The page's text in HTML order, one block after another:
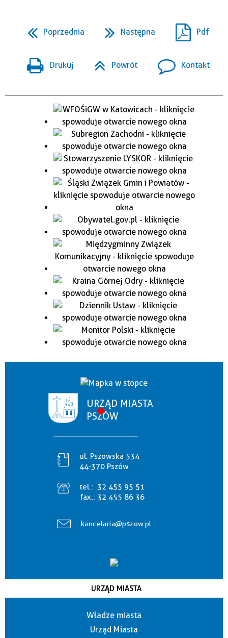
Poprzednia Następna Pdf
Drukuj Powrót Kontakt
URZĄD MIASTA
PSZÓW
ul. Pszowska 534
44-370 Pszów
tel.: 32 455 95 51
fax.: 32 455 86 36
kancelaria@pszow.pl
URZĄD MIASTA
Władze miasta
Urząd Miasta